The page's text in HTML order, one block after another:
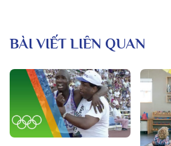
BÀI VIẾT LIÊN QUAN